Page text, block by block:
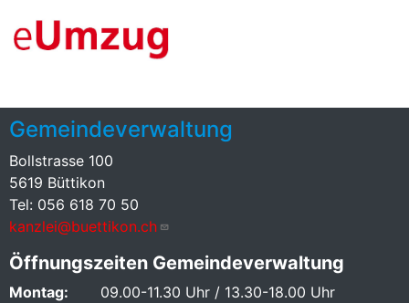
Gemeindeverwaltung
Bollstrasse 100
5619 Büttikon
Tel: 056 618 70 50
kanzlei@buettikon.ch
Öffnungszeiten Gemeindeverwaltung
Montag: 09.00-11.30 Uhr / 13.30-18.00 Uhr